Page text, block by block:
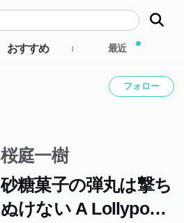
おすすめ 最近
フォロー
桜庭一樹
砂糖菓子の弾丸は撃ち
ぬけない A Lollypop